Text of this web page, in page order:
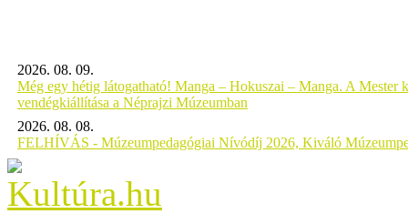
2026. 08. 09.
Még egy hétig látogatható! Manga – Hokuszai – Manga. A Mester
vendégkiállítása a Néprajzi Múzeumban
2026. 08. 08.
FELHÍVÁS - Múzeumpedagógiai Nívódíj 2026, Kiváló